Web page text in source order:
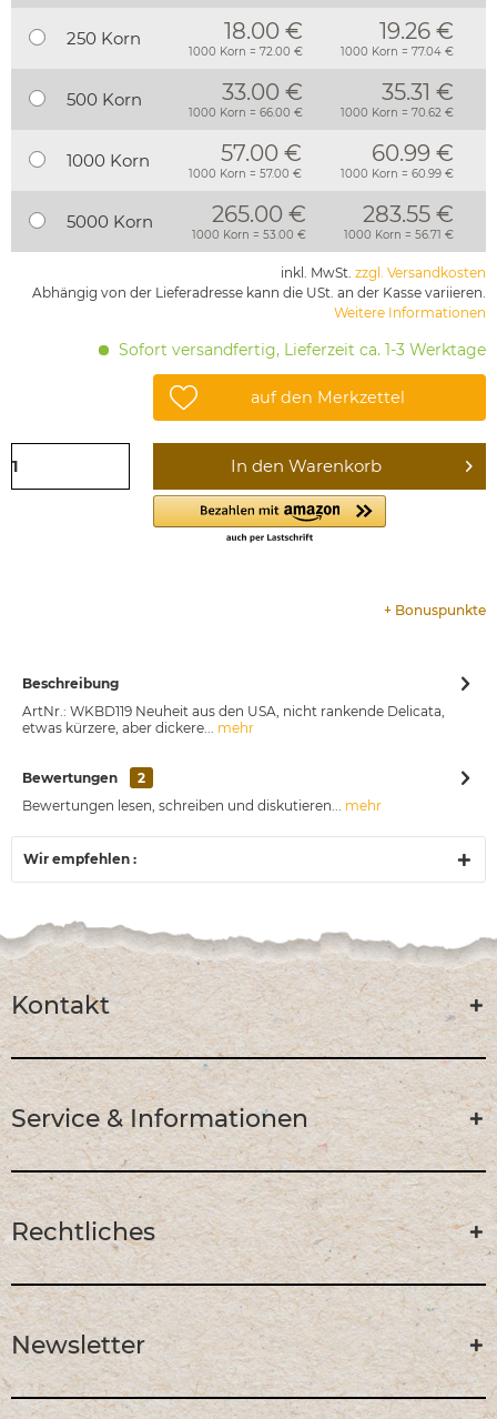
250 Korn 18.00 €
1000 Korn = 72.00 €
19.26 €
1000 Korn = 77.04 €
500 Korn 33.00 €
1000 Korn = 66.00 €
35.31 €
1000 Korn = 70.62 €
1000 Korn 57.00 €
1000 Korn = 57.00 €
60.99 €
1000 Korn = 60.99 €
5000 Korn 265.00 €
1000 Korn = 53.00 €
283.55 €
1000 Korn = 56.71 €
inkl. MwSt. zzgl. Versandkosten
Abhängig von der Lieferadresse kann die USt. an der Kasse variieren.
Weitere Informationen
Sofort versandfertig, Lieferzeit ca. 1-3 Werktage
auf den Merkzettel
In den Warenkorb
+ Bonuspunkte
Beschreibung
ArtNr.: WKBD119 Neuheit aus den USA, nicht rankende Delicata,
etwas kürzere, aber dickere... mehr
Bewertungen
2
Bewertungen lesen, schreiben und diskutieren... mehr
Wir empfehlen :
Kontakt
Service & Informationen
Rechtliches
Newsletter